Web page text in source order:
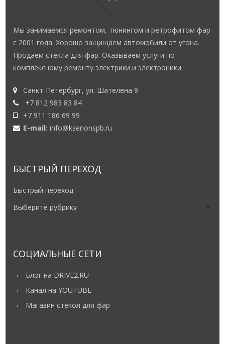
Мы занимаемся ремонтом, тюнингом и ретрофитом фар
с 2001 года. Хорошо защищаем автомобили от угона.
Продаем стёкла для фар. Оказываем услуги по
комплексному ремонту электрики и электроники.
Санкт-Петербург, ул. Шателена 9
+7 812 983 83 84
+7 911 186 69 99
E-mail:info@ksenonspb.ru
БЫСТРЫЙ ПЕРЕХОД
Быстрый переход
СОЦИАЛЬНЫЕ СЕТИ
Блог на DRIVE2.RU
Канал на YOUTUBE
Магазин стекол для фар